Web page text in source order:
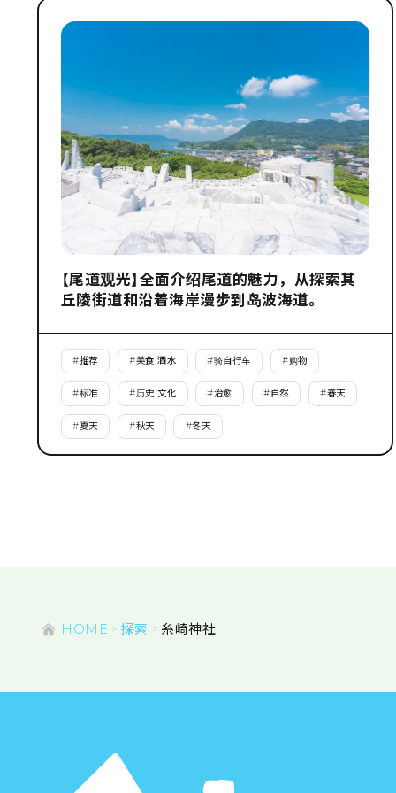
【尾道观光】全面介绍尾道的魅力，从探索其
丘陵街道和沿着海岸漫步到岛波海道。
#推荐 #美食·酒水 #骑自行车 #购物
#标准 #历史·文化 #治愈 #自然 #春天
#夏天 #秋天 #冬天
HOME 探索 糸崎神社